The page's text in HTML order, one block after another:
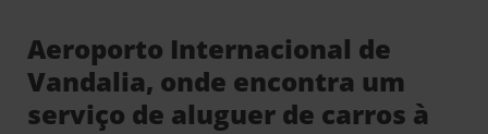
Aeroporto Internacional de
Vandalia, onde encontra um
serviço de aluguer de carros à